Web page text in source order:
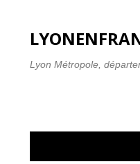
Lyon Métropole,